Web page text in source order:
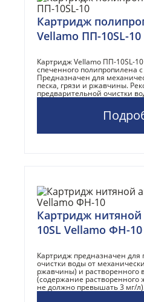
Картридж
Vellamo ПП-10SL-10
Картридж Vellamo ПП-10SL-
спеченного полипропилена
Предназначен для
песка, грязи и ржавчины.
предварительной очистки
Картридж нитяной
10SL Vellamo ФН-10
Картридж предназначен для
очистки воды от
ржавчины) и растворенного
(содержание растворенного
не должно превышать 3 мг/